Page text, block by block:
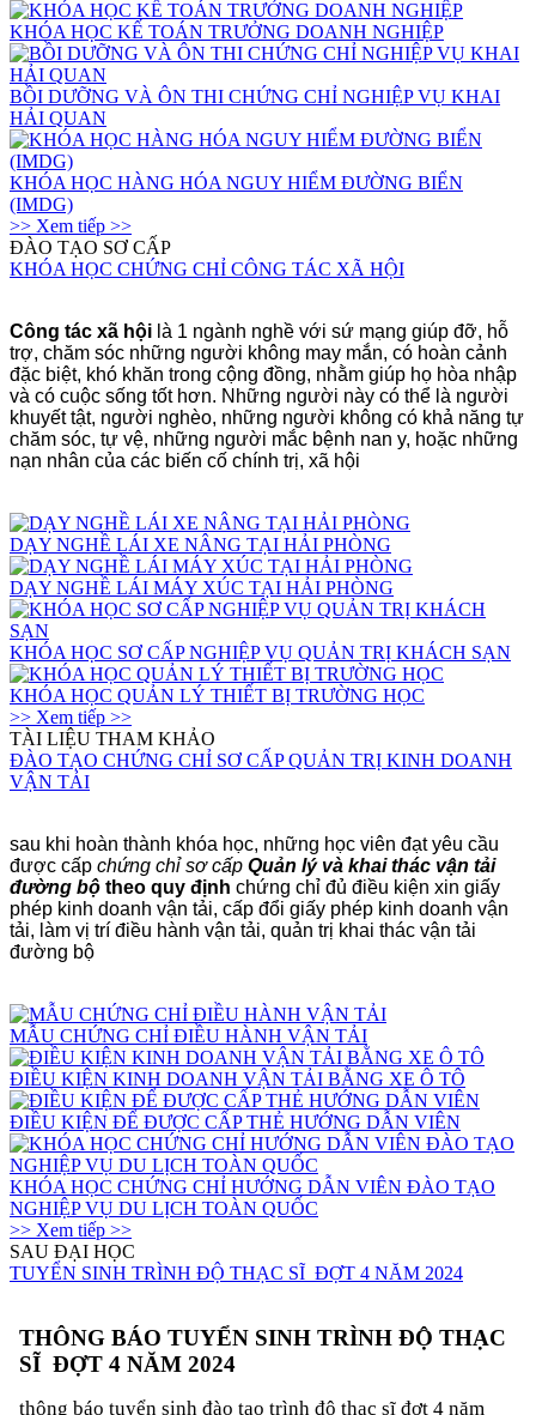
KHÓA HỌC KẾ TOÁN TRƯỞNG DOANH NGHIỆP
BỒI DƯỠNG VÀ ÔN THI CHỨNG CHỈ NGHIỆP VỤ KHAI
HẢI QUAN
KHÓA HỌC HÀNG HÓA NGUY HIỂM ĐƯỜNG BIỂN
(IMDG)
>> Xem tiếp >>
ĐÀO TẠO SƠ CẤP
KHÓA HỌC CHỨNG CHỈ CÔNG TÁC XÃ HỘI
Công tác xã hội là 1 ngành nghề với sứ mạng giúp đỡ, hỗ
trợ, chăm sóc những người không may mắn, có hoàn cảnh
đặc biệt, khó khăn trong cộng đồng, nhằm giúp họ hòa nhập
và có cuộc sống tốt hơn. Những người này có thể là người
khuyết tật, người nghèo, những người không có khả năng tự
chăm sóc, tự vệ, những người mắc bệnh nan y, hoặc những
nạn nhân của các biến cố chính trị, xã hội
DẠY NGHỀ LÁI XE NÂNG TẠI HẢI PHÒNG
DẠY NGHỀ LÁI MÁY XÚC TẠI HẢI PHÒNG
KHÓA HỌC SƠ CẤP NGHIỆP VỤ QUẢN TRỊ KHÁCH SẠN
KHÓA HỌC QUẢN LÝ THIẾT BỊ TRƯỜNG HỌC
>> Xem tiếp >>
TÀI LIỆU THAM KHẢO
ĐÀO TẠO CHỨNG CHỈ SƠ CẤP QUẢN TRỊ KINH DOANH
VẬN TẢI
sau khi hoàn thành khóa học, những học viên đạt yêu cầu
được cấp chứng chỉsơ cấp Quản lý và khai thác vận tải
đường bộ theo quy định chứng chỉ đủ điều kiện xin giấy
phép kinh doanh vận tải, cấp đổi giấy phép kinh doanh vận
tải, làm vị trí điều hành vận tải, quản trị khai thác vận tải
đường bộ
MẪU CHỨNG CHỈ ĐIỀU HÀNH VẬN TẢI
ĐIỀU KIỆN KINH DOANH VẬN TẢI BẰNG XE Ô TÔ
ĐIỀU KIỆN ĐỂ ĐƯỢC CẤP THẺ HƯỚNG DẪN VIÊN
KHÓA HỌC CHỨNG CHỈ HƯỚNG DẪN VIÊN ĐÀO TẠO
NGHIỆP VỤ DU LỊCH TOÀN QUỐC
>> Xem tiếp >>
SAU ĐẠI HỌC
TUYỂN SINH TRÌNH ĐỘ THẠC SĨ ĐỢT 4 NĂM 2024
THÔNG BÁO TUYỂN SINH TRÌNH ĐỘ THẠC
SĨ ĐỢT 4 NĂM 2024
thông báo tuyển sinh đào tạo trình độ thạc sĩ đợt 4 năm